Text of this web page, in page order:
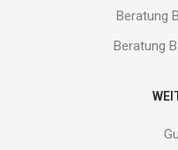
Beratung
Beratung